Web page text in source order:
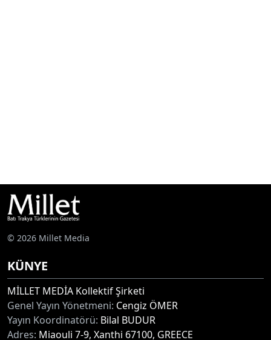
© 2026 Millet Media
KÜNYE
MİLLET MEDİA Kollektif Şirketi
Genel Yayın Yönetmeni: Cengiz ÖMER
Yayın Koordinatörü: Bilal BUDUR
Adres: Miaouli 7-9, Xanthi 67100, GREECE